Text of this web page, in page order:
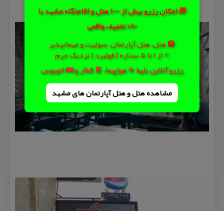
🎁 امکان رزرو بیش از 1000 هتل و اقامتگاه مشهد با
80% تخفیف واقعی
🏨 هتل، هتل آپارتمان، سوئیت و مهمانپذیر
⭐ از 1 تا 5 ستاره | فولبرد | نزدیک حرم
رزرو آنلاین بلیط ✈️ هواپیما، 🚆 قطار و 🚌 اتوبوس
مشاهده هتل و هتل‌ آپارتمان های مشهد